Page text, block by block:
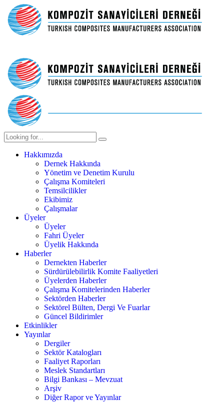
Hakkımızda
Dernek Hakkında
Yönetim ve Denetim Kurulu
Çalışma Komiteleri
Temsilcilikler
Ekibimiz
Çalışmalar
Üyeler
Üyeler
Fahri Üyeler
Üyelik Hakkında
Haberler
Dernekten Haberler
Sürdürülebilirlik Komite Faaliyetleri
Üyelerden Haberler
Çalışma Komitelerinden Haberler
Sektörden Haberler
Sektörel Bülten, Dergi Ve Fuarlar
Güncel Bildirimler
Etkinlikler
Yayınlar
Dergiler
Sektör Katalogları
Faaliyet Raporları
Meslek Standartları
Bilgi Bankası – Mevzuat
Arşiv
Diğer Rapor ve Yayınlar